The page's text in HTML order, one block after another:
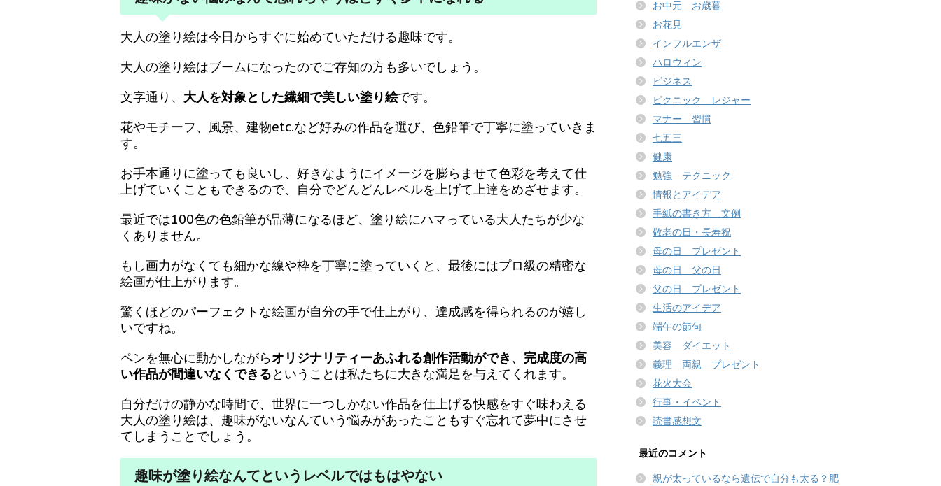
大人の塗り絵は今日からすぐに始めていただける趣味です。
大人の塗り絵はブームになったのでご存知の方も多いでしょう。
文字通り、 大人を対象とした繊細で美しい塗り絵です。
花やモチーフ、風景、建物etc.など好みの作品を選び、色鉛筆で丁寧に塗っていきま
す。
お手本通りに塗っても良いし、好きなようにイメージを膨らませて色彩を考えて仕
上げていくこともできるので、自分でどんどんレベルを上げて上達をめざせます。
最近では100色の色鉛筆が品薄になるほど、塗り絵にハマっている大人たちが少な
くありません。
もし画力がなくても細かな線や枠を丁寧に塗っていくと、最後にはプロ級の精密な
絵画が仕上がります。
驚くほどのパーフェクトな絵画が自分の手で仕上がり、達成感を得られるのが嬉し
いですね。
ペンを無心に動かしながらオリジナリティーあふれる創作活動ができ、完成度の高
い作品が間違いなくできるということは私たちに大きな満足を与えてくれます。
自分だけの静かな時間で、世界に一つしかない作品を仕上げる快感をすぐ味わえる
大人の塗り絵は、趣味がないなんていう悩みがあったこともすぐ忘れて夢中にさせ
てしまうことでしょう。
趣味が塗り絵なんてというレベルではもはやない
お中元 お歳暮
お花見
インフルエンザ
ハロウィン
ビジネス
ピクニック レジャー
マナー 習慣
七五三
健康
勉強 テクニック
情報とアイデア
手紙の書き方 文例
敬老の日・長寿祝
母の日 プレゼント
母の日 父の日
父の日 プレゼント
生活のアイデア
端午の節句
美容 ダイエット
義理 両親 プレゼント
花火大会
行事・イベント
読書感想文
最近のコメント
親が太っているなら遺伝で自分も太る？肥